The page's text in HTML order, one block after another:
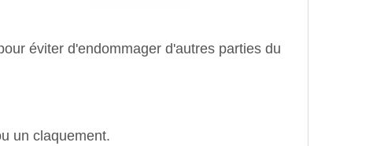
éviter d'endommager d'autres parties du
un claquement.